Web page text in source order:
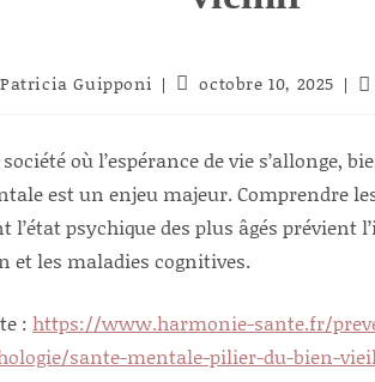
autrice
:
Patricia Guipponi
Publication
octobre 10, 2025
où l’espérance de vie s’allonge,
est un enjeu majeur. Comprendre
l’état psychique des plus âgés prévient
et les maladies cognitives.
: https://www.harmonie-sante.fr/
sante-mentale-pilier-du-bien-